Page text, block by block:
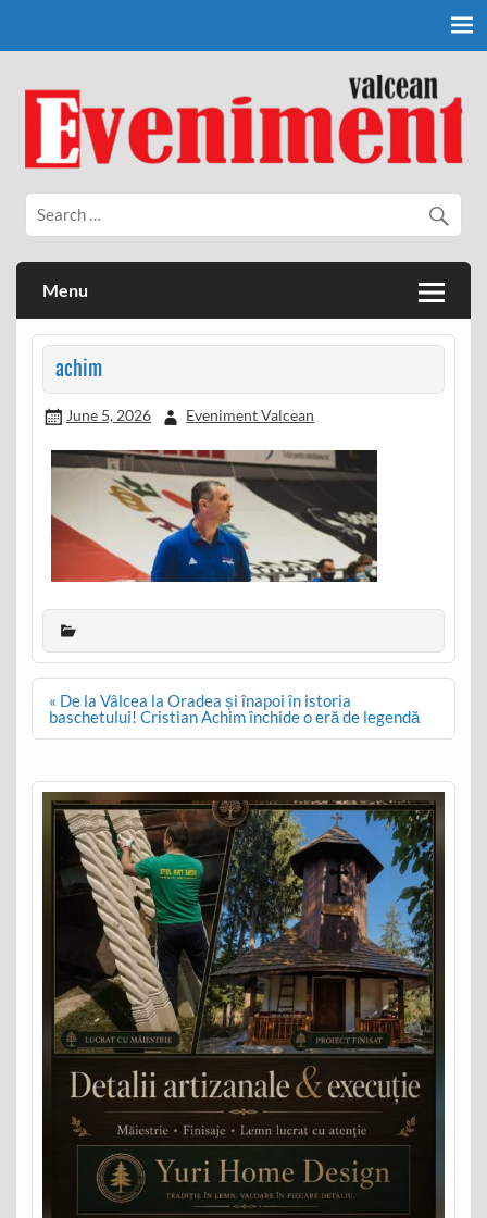
Eveniment Valcean
Menu
achim
June 5, 2026 Eveniment Valcean
Post
navigation
« De la Vâlcea la Oradea și înapoi în istoria
baschetului! Cristian Achim închide o eră de legendă